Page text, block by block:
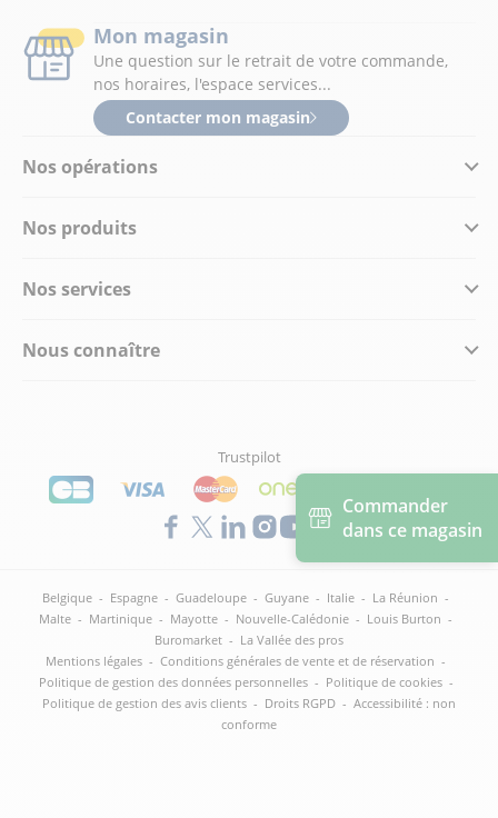
Commander
dans ce magasin
Nos opérations
Nos produits
Nos services
Nous connaître
Mon magasin
Une question sur le retrait de votre commande,
nos horaires, l'espace services...
Contacter mon magasin
Trustpilot
Belgique - Espagne - Guadeloupe - Guyane - Italie - La Réunion -
Malte - Martinique - Mayotte - Nouvelle-Calédonie - Louis Burton -
Buromarket - La Vallée des pros
Mentions légales - Conditions générales de vente et de réservation -
Politique de gestion des données personnelles - Politique de cookies -
Politique de gestion des avis clients - Droits RGPD - Accessibilité : non
conforme